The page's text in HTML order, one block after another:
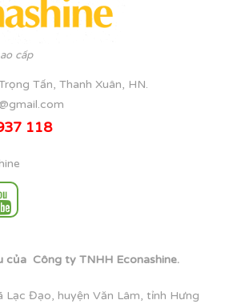
cấp
Tấn, Thanh Xuân, HN.
118
của Công ty TNHH Econashine.
Lạc Đạo, huyện Văn Lâm, tỉnh Hưng